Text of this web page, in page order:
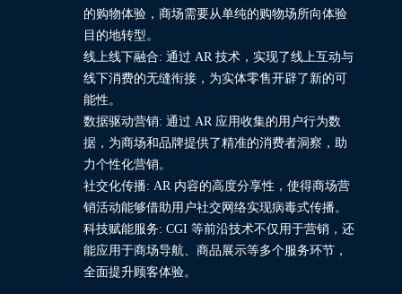
的购物体验，商场需要从单纯的购物场所向体验
目的地转型。
线上线下融合: 通过 AR 技术，实现了线上互动与
线下消费的无缝衔接，为实体零售开辟了新的可
能性。
数据驱动营销: 通过 AR 应用收集的用户行为数
据，为商场和品牌提供了精准的消费者洞察，助
力个性化营销。
社交化传播: AR 内容的高度分享性，使得商场营
销活动能够借助用户社交网络实现病毒式传播。
科技赋能服务: CGI 等前沿技术不仅用于营销，还
能应用于商场导航、商品展示等多个服务环节，
全面提升顾客体验。